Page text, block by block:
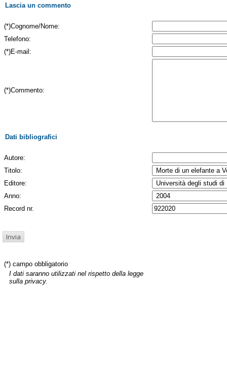
Lascia un commento
(*)Cognome/Nome:
Telefono:
(*)E-mail:
(*)Commento:
Dati bibliografici
Autore:
Titolo:
Editore:
Anno:
Record nr.
(*) campo obbligatorio
I dati saranno utilizzati nel rispetto della legge
sulla privacy.